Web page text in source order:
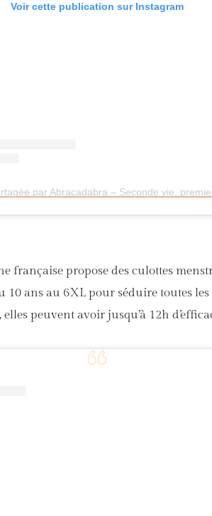
Voir cette publication sur Instagram
française propose des culottes
10 ans au 6XL pour séduire toutes les
peuvent avoir jusqu’à 12h